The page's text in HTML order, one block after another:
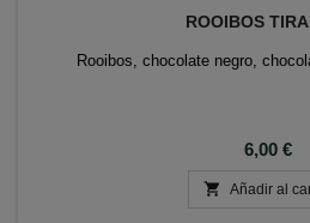
ROOIBOS
Rooibos, chocolate negro,
Precio
6,00 €
 Añadir al